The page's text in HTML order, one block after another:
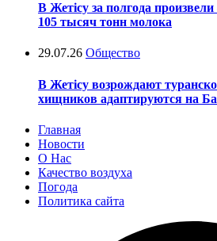
В Жетісу за полгода
105 тысяч тонн молока
29.07.26 Общество
В Жетісу возрождают
хищников адаптируются на
Главная
Новости
О Нас
Качество воздуха
Погода
Политика сайта